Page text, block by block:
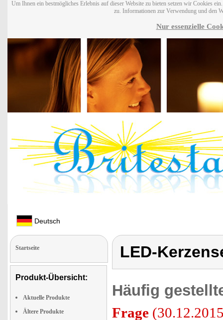
Um Ihnen ein bestmögliches Erlebnis auf dieser Website zu bieten setzen wir Cookies
zu. Informationen zur Verwendung und den
Nur essenzielle
Deutsch
Startseite
Produkt-Übersicht:
Aktuelle Produkte
Ältere Produkte
LED-
Häufig
Frage